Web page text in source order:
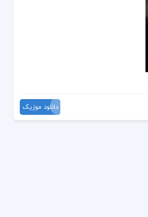
دانلود موزیک